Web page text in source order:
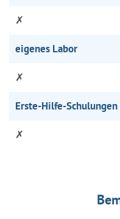
✗
eigenes Labor
✗
Erste-Hilfe-Schulungen
✗